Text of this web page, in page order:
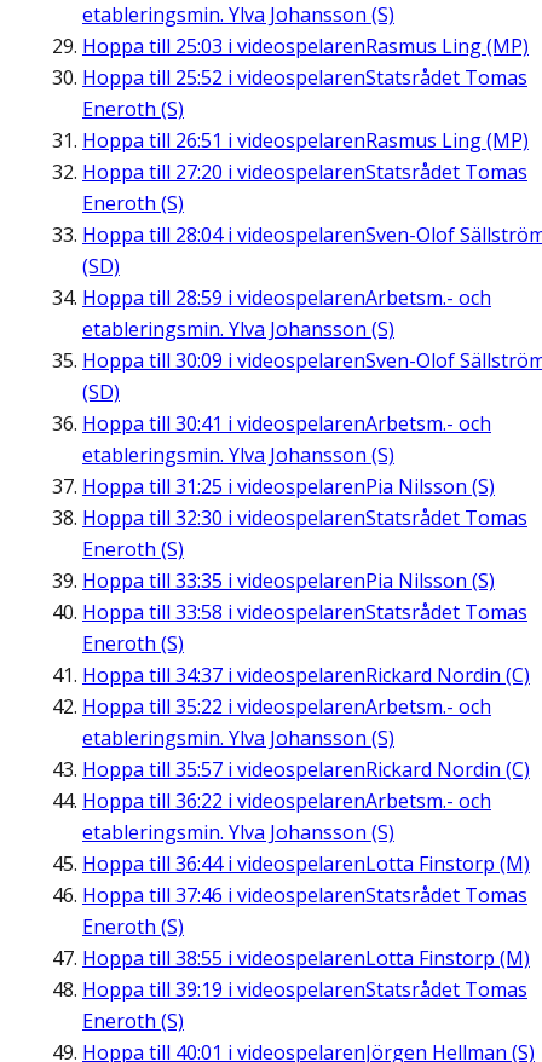
etableringsmin. Ylva Johansson (S)
Hoppa till 25:03 i videospelarenRasmus Ling (MP)
Hoppa till 25:52 i videospelarenStatsrådet Tomas
Eneroth (S)
Hoppa till 26:51 i videospelarenRasmus Ling (MP)
Hoppa till 27:20 i videospelarenStatsrådet Tomas
Eneroth (S)
Hoppa till 28:04i videospelarenSven-Olof
(SD)
Hoppa till 28:59 i videospelarenArbetsm.- och
etableringsmin. Ylva Johansson (S)
Hoppa till 30:09 i videospelarenSven-Olof
(SD)
Hoppa till 30:41 i videospelarenArbetsm.- och
etableringsmin. Ylva Johansson (S)
Hoppa till 31:25 i videospelarenPia Nilsson (S)
Hoppa till 32:30 i videospelarenStatsrådet Tomas
Eneroth (S)
Hoppa till 33:35 i videospelarenPia Nilsson (S)
Hoppa till 33:58 i videospelarenStatsrådet Tomas
Eneroth (S)
Hoppa till 34:37 i videospelarenRickard Nordin (C)
Hoppa till 35:22 i videospelarenArbetsm.- och
etableringsmin. Ylva Johansson (S)
Hoppa till 35:57 i videospelarenRickard Nordin (C)
Hoppa till 36:22 i videospelarenArbetsm.- och
etableringsmin. Ylva Johansson (S)
Hoppa till 36:44i videospelarenLotta Finstorp (M)
Hoppa till 37:46 i videospelarenStatsrådet Tomas
Eneroth (S)
Hoppa till 38:55 i videospelarenLotta Finstorp (M)
Hoppa till 39:19 i videospelarenStatsrådet Tomas
Eneroth (S)
Hoppa till 40:01 i videospelarenJörgen Hellman (S)